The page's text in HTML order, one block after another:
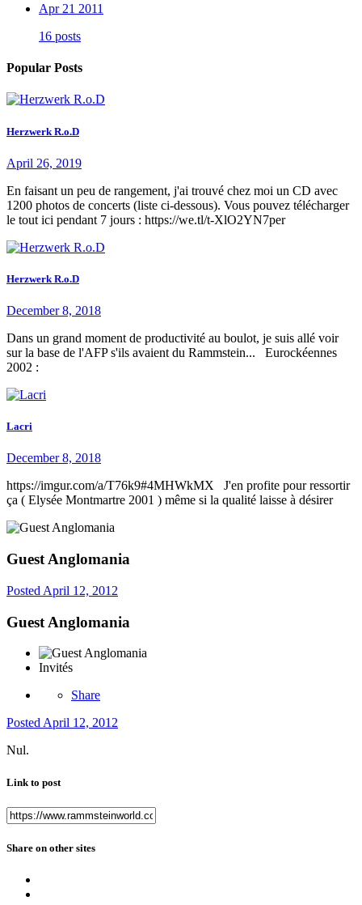
Apr 21 2011
16 posts
Popular Posts
Herzwerk R.o.D
April 26, 2019
En faisant un peu de rangement, j'ai trouvé chez moi un CD avec
1200 photos de concerts (liste ci-dessous). Vous pouvez télécharger
le tout ici pendant 7 jours : https://we.tl/t-XlO2YN7per
Herzwerk R.o.D
December 8, 2018
Dans un grand moment de productivité au boulot, je suis allé voir
sur la base de l'AFP s'ils avaient du Rammstein... Eurockéennes
2002 :
Lacri
December 8, 2018
https://imgur.com/a/T76k9#4MHWkMX J'en profite pour ressortir
ça ( Elysée Montmartre 2001 ) même si la qualité laisse à désirer
Guest Anglomania
Posted April 12, 2012
Guest Anglomania
Invités
Share
Posted April 12, 2012
Nul.
Link to post
Share on other sites